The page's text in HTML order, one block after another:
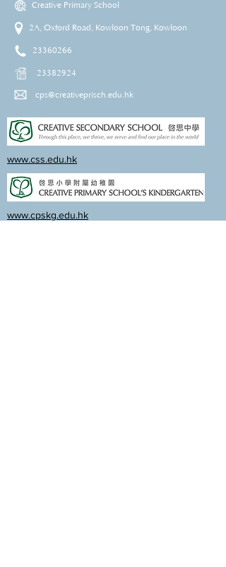
Creative Primary School
2A, Oxford Road, Kowloon Tong, Kowloon
23360266
23382924
cps@creativeprisch.edu.hk
www.css.edu.hk
www.cpskg.edu.hk